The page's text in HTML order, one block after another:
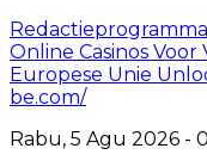
Online Casinos
Europese Unie
be.com/
Rabu, 5 Agu 2026 -